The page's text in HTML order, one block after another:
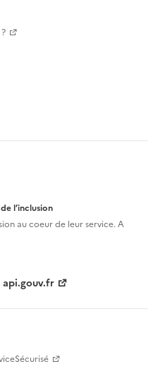
l’inclusion
aucoeur de leur service. A
api.gouv.fr